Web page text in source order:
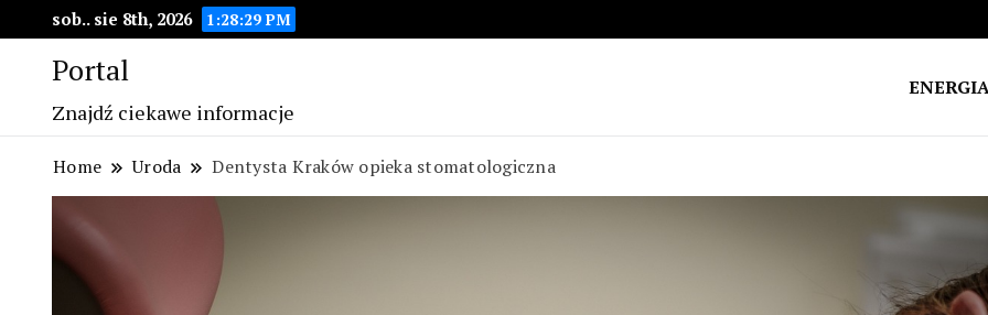
sob.. sie 8th, 2026 1:28:31 PM
Portal
Znajdź ciekawe informacje
Home Uroda Dentysta Kraków opieka stomatologiczna